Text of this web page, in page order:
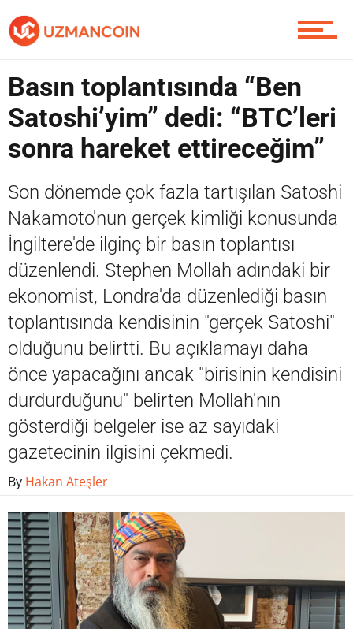
Contact / İletişim
Basın toplantısında “Ben
Satoshi’yim” dedi: “BTC’leri
sonra hareket ettireceğim”
Son dönemde çok fazla tartışılan Satoshi
Nakamoto'nun gerçek kimliği konusunda
İngiltere'de ilginç bir basın toplantısı
düzenlendi. Stephen Mollah adındaki bir
ekonomist, Londra'da düzenlediği basın
toplantısında kendisinin "gerçek Satoshi"
olduğunu belirtti. Bu açıklamayı daha
önce yapacağını ancak "birisinin kendisini
durdurduğunu" belirten Mollah'nın
gösterdiği belgeler ise az sayıdaki
gazetecinin ilgisini çekmedi.
By Hakan Ateşler